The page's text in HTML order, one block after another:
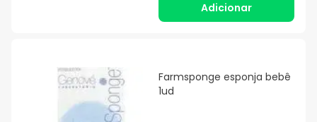
Adicionar
Farmsponge esponja bebê
1ud